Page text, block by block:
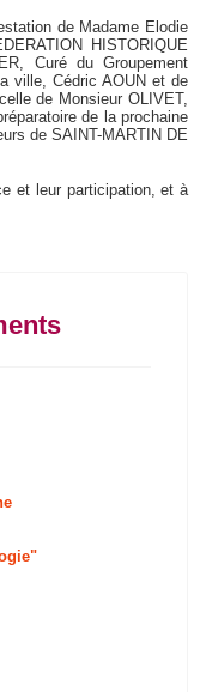
de Madame Elodie
HISTORIQUE
Curé du Groupement
ville, Cédric AOUN et de
de Monsieur OLIVET,
de la prochaine
de SAINT-MARTIN DE
et leur participation, et à